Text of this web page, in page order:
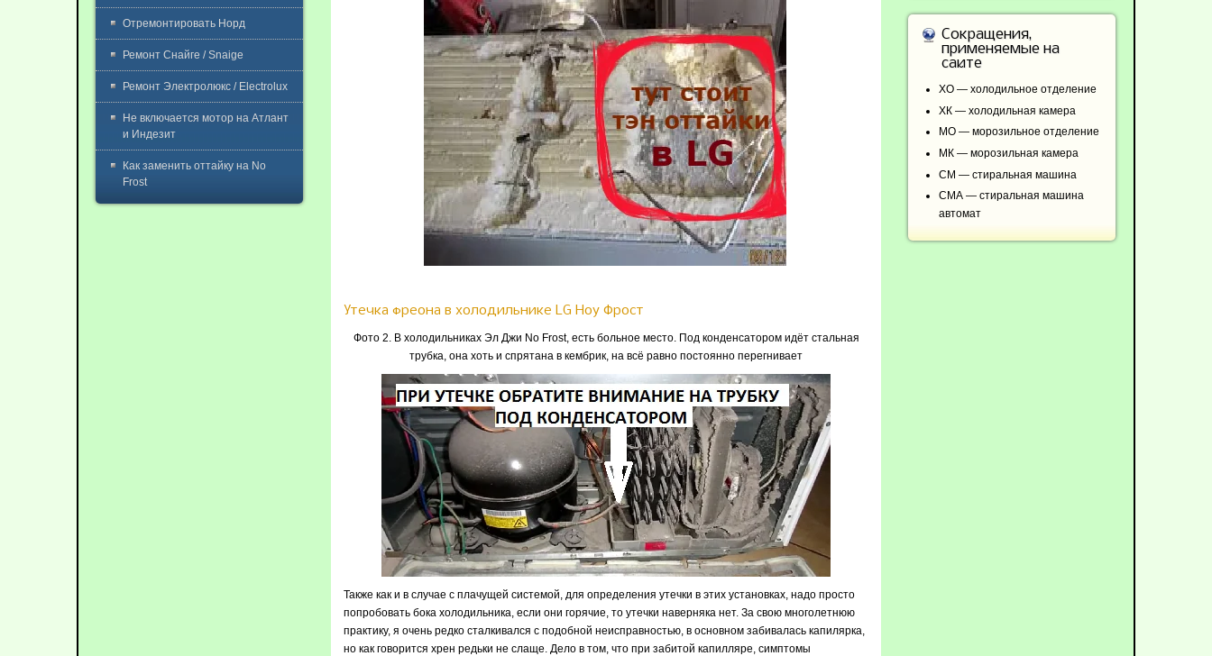
Утечка фреона в холодильнике LG Ноу Фрост
Фото 2. В холодильниках Эл Джи No Frost, есть больное место. Под конденсатором идёт стальная
трубка, она хоть и спрятана в кембрик, на всё равно постоянно перегнивает
Также как и в случае с плачущей системой, для определения утечки в этих установках, надо просто
попробовать бока холодильника, если они горячие, то утечки наверняка нет. За свою многолетнюю
практику, я очень редко сталкивался с подобной неисправностью, в основном забивалась капилярка,
но как говорится хрен редьки не слаще. Дело в том, что при забитой капилляре, симптомы
Отремонтировать Норд
Ремонт Снайге / Snaige
Ремонт Электролюкс / Electrolux
Не включается мотор на Атлант
и Индезит
Как заменить оттайку на No
Frost
Сокращения,
применяемые на
сайте
ХО — холодильное отделение
ХК — холодильная камера
МО — морозильное отделение
МК — морозильная камера
СМ — стиральная машина
СМА — стиральная машина
автомат